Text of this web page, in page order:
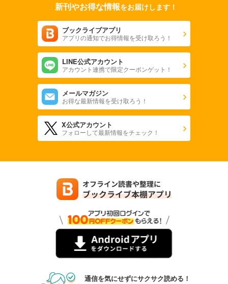
新刊やお得な情報をお届けします！
ブックライブアプリ
アプリの通知でお得情報を受け取ろう！
LINE公式アカウント
アカウント連携で限定クーポンゲット！
メールマガジン
お得な最新情報を受け取ろう！
X公式アカウント
フォローして最新情報をチェック！
通信を気にせずにサクサク読める！